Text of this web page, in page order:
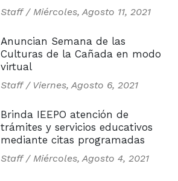
Staff / Miércoles, Agosto 11, 2021
Anuncian Semana de las
Culturas de la Cañada en modo
virtual
Staff / Viernes, Agosto 6, 2021
Brinda IEEPO atención de
trámites y servicios educativos
mediante citas programadas
Staff / Miércoles, Agosto 4, 2021